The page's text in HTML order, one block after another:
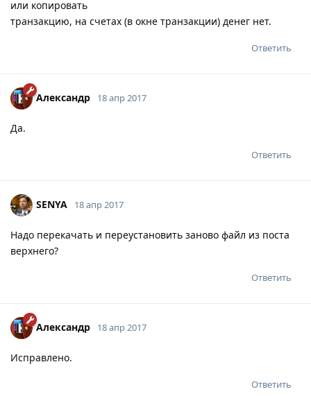
или копировать
транзакцию, на счетах (в окне транзакции) денег нет.
Ответить
Александр 18 апр 2017
Да.
Ответить
SENYA 18 апр 2017
Надо перекачать и переустановить заново файл из поста
верхнего?
Ответить
Александр 18 апр 2017
Исправлено.
Ответить